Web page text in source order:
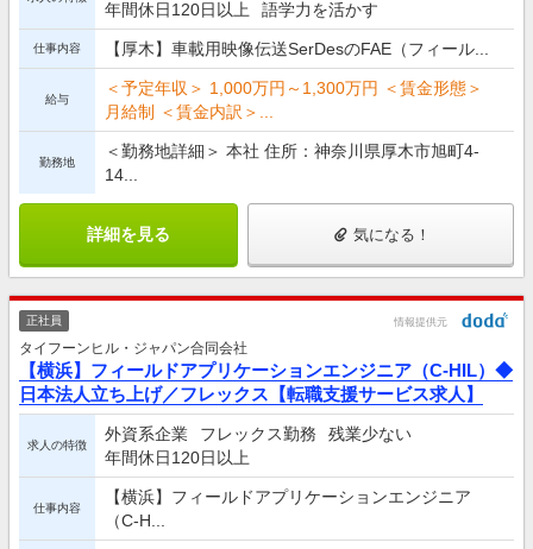
年間休日120日以上 語学力を活かす
仕事内容 【厚木】車載用映像伝送SerDesのFAE（フィール...
給与
＜予定年収＞ 1,000万円～1,300万円 ＜賃金形態＞
月給制 ＜賃金内訳＞...
勤務地
＜勤務地詳細＞ 本社 住所：神奈川県厚木市旭町4-
14...
詳細を見る 気になる！
正社員 情報提供元
タイフーンヒル・ジャパン合同会社
【横浜】フィールドアプリケーションエンジニア（C-HIL）◆
日本法人立ち上げ／フレックス【転職支援サービス求人】
求人の特徴
外資系企業 フレックス勤務
残業少ない
年間休日120日以上
仕事内容
【横浜】フィールドアプリケーションエンジニア
（C-H...